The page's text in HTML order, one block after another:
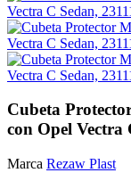
Cubeta
con Opel Vectra
Marca Rezaw Plast